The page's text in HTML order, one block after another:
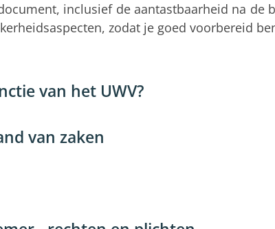
inclusief de aantastbaarheid na de
zodat je goed voorbereid
van het UWV?
van zaken